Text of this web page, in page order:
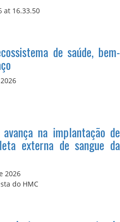
de saúde, bem-
na implantação de
externa de sangue da
2026